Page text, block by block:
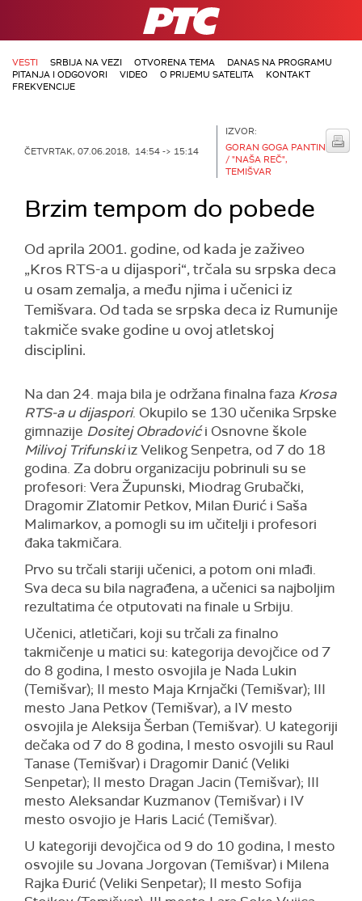
RTS
VESTI SRBIJA NA VEZI OTVORENA TEMA
DANAS NA PROGRAMU
PITANJA I ODGOVORI
VIDEO O PRIJEMU SATELITA
KONTAKT
FREKVENCIJE
ČETVRTAK, 07.06.2018, 14:54 -> 15:14
IZVOR:
GORAN GOGA PANTIN
/ "NAŠA REČ",
TEMIŠVAR
Brzim tempom do pobede
Od aprila 2001. godine, od kada je zaživeo
„Kros RTS-a u dijaspori“, trčala su srpska deca
u osam zemalja, a među njima i učenici iz
Temišvara. Od tada se srpska deca iz Rumunije
takmiče svake godine u ovoj atletskoj
disciplini.
Na dan 24. maja bila je održana finalna faza Krosa
RTS-a u dijaspori. Okupilo se 130 učenika Srpske
gimnazije Dositej Obradovići Osnovne škole
Milivoj Trifunskiiz Velikog Senpetra, od 7 do 18
godina. Za dobru organizaciju pobrinuli su se
profesori: Vera Župunski, Miodrag Grubački,
Dragomir Zlatomir Petkov, Milan Đurić i Saša
Malimarkov, a pomogli su im učitelji i profesori
đaka takmičara.
Prvo su trčali stariji učenici, a potom oni mlađi.
Sva deca su bila nagrađena, a učenici sa najboljim
rezultatima će otputovati na finale u Srbiju.
Učenici, atletičari, koji su trčali za finalno
takmičenje u matici su: kategorija devojčice od 7
do 8 godina, I mesto osvojila je Nada Lukin
(Temišvar); II mesto Maja Krnjački (Temišvar); III
mesto Jana Petkov (Temišvar), a IV mesto
osvojila je Aleksija Šerban (Temišvar). U kategoriji
dečaka od 7 do 8 godina, I mesto osvojili su Raul
Tanase (Temišvar) i Dragomir Danić (Veliki
Senpetar); II mesto Dragan Jacin (Temišvar); III
mesto Aleksandar Kuzmanov (Temišvar) i IV
mesto osvojio je Haris Lacić (Temišvar).
U kategoriji devojčica od 9 do 10 godina, I mesto
osvojile su Jovana Jorgovan (Temišvar) i Milena
Rajka Đurić (Veliki Senpetar); II mesto Sofija